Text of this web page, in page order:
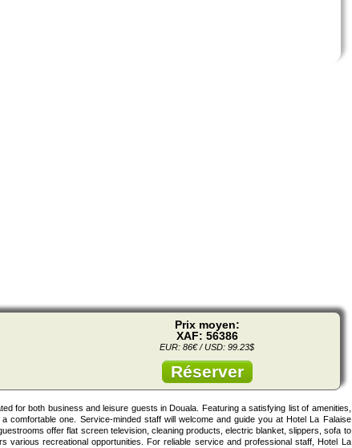
Prix moyen:
XAF: 56386
EUR: 86€ / USD: 99.23$
Réserver
for both business and leisure guests in Douala. Featuring a satisfying list of amenities,
comfortable one. Service-minded staff will welcome and guide you at Hotel La Falaise
offer flat screen television, cleaning products, electric blanket, slippers, sofa to
various recreational opportunities. For reliable service and professional staff, Hotel La